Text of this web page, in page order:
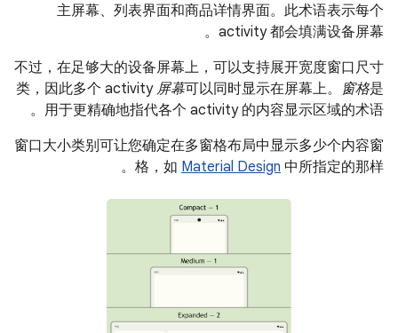
主屏幕、列表界面和商品详情界面。此术语表示每个
activity 都会填满设备屏幕。
不过，在足够大的设备屏幕上，可以支持展开宽度窗口尺寸
类，因此多个 activity屏幕可以同时显示在屏幕上。 窗格是
用于更精确地指代各个 activity 的内容显示区域的术语。
窗口大小类别可让您确定在多窗格布局中显示多少个内容窗
格，如 Material Design 中所指定的那样。